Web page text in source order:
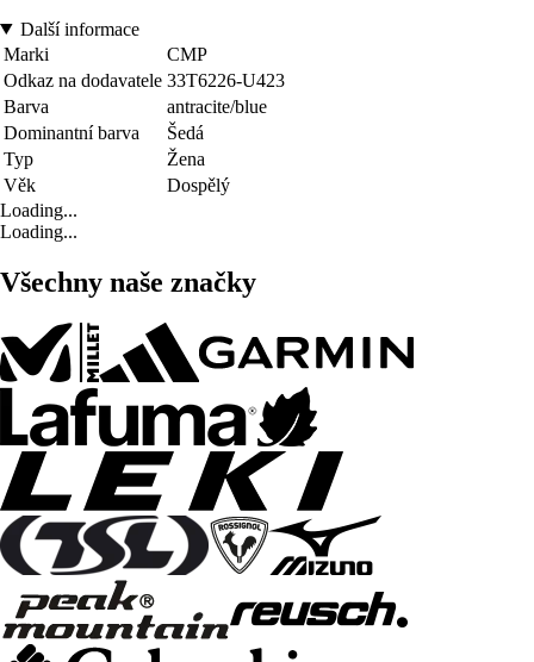
Další informace
Marki
CMP
Odkaz na dodavatele 33T6226-U423
Barva
antracite/blue
Dominantní barva
Šedá
Typ
Žena
Věk
Dospělý
Loading...
Loading...
Všechny naše značky